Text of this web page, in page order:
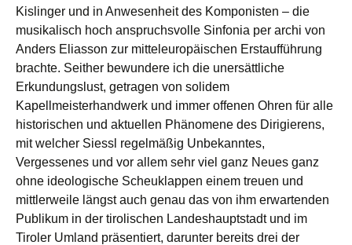
Kislinger und in Anwesenheit des Komponisten – die
musikalisch hoch anspruchsvolle Sinfonia per archi von
Anders Eliasson zur mitteleuropäischen Erstaufführung
brachte. Seither bewundere ich die unersättliche
Erkundungslust, getragen von solidem
Kapellmeisterhandwerk und immer offenen Ohren für alle
historischen und aktuellen Phänomene des Dirigierens,
mit welcher Siessl regelmäßig Unbekanntes,
Vergessenes und vor allem sehr viel ganz Neues ganz
ohne ideologische Scheuklappen einem treuen und
mittlerweile längst auch genau das von ihm erwartenden
Publikum in der tirolischen Landeshauptstadt und im
Tiroler Umland präsentiert, darunter bereits drei der